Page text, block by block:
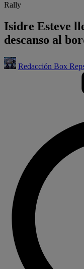
Rally
Isidre Esteve
descanso al
Redacción Box